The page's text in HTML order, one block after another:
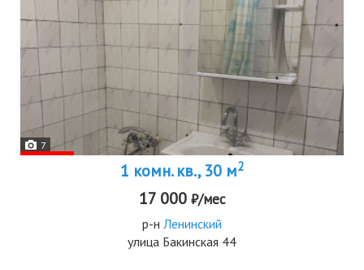
7
1 комн. кв., 30 м2
17 000 ₽/мес
р-н Ленинский
улица Бакинская 44